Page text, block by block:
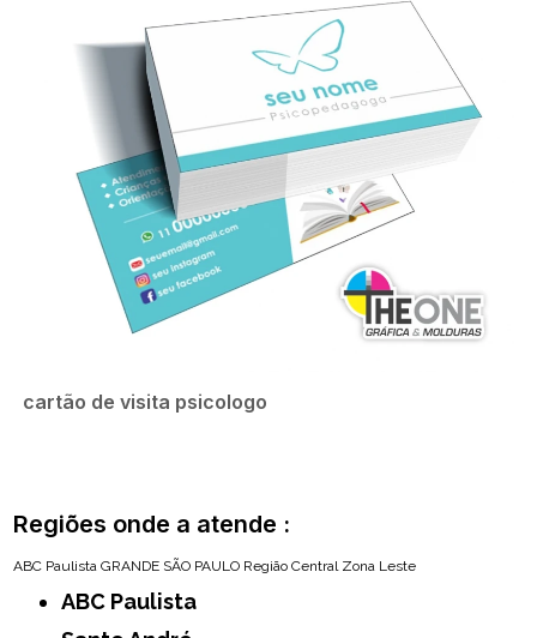
cartão de visita psicologo
Regiões onde a atende :
ABC Paulista GRANDE SÃO PAULO Região Central Zona Leste
ABC Paulista